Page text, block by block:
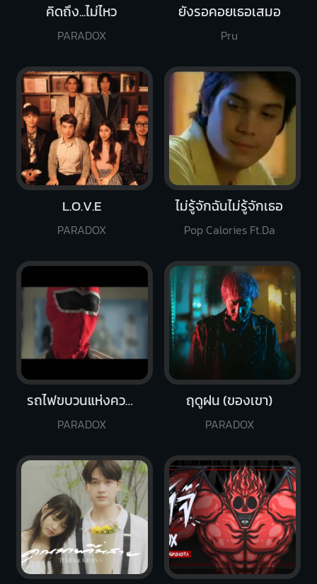
คิดถึง...ไม่ไหว
PARADOX
ยังรอคอยเธอเสมอ
Pru
L.O.V.E
PARADOX
ไม่รู้จักฉันไม่รู้จักเธอ
Pop Calories Ft.Da
รถไฟขบวนแห่งความฝัน
PARADOX
ฤดูฝน (ของเขา)
PARADOX